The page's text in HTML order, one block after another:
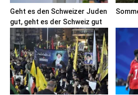
Geht es den Schweizer Juden
gut, geht es der Schweiz gut